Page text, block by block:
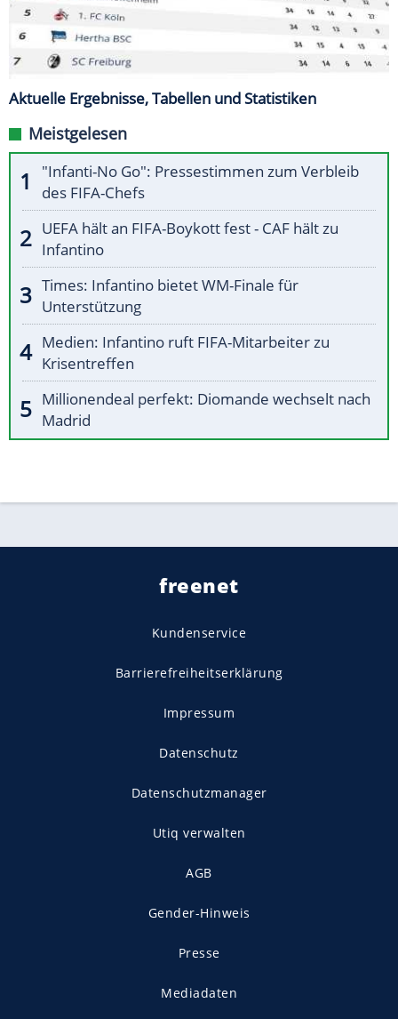
Aktuelle Ergebnisse, Tabellen und Statistiken
Meistgelesen
"Infanti-No Go": Pressestimmen zum Verbleib
des FIFA-Chefs
UEFA hält an FIFA-Boykott fest - CAF hält zu
Infantino
Times: Infantino bietet WM-Finale für
Unterstützung
Medien: Infantino ruft FIFA-Mitarbeiter zu
Krisentreffen
Millionendeal perfekt: Diomande wechselt nach
Madrid
freenet
Kundenservice
Barrierefreiheitserklärung
Impressum
Datenschutz
Datenschutzmanager
Utiq verwalten
AGB
Gender-Hinweis
Presse
Mediadaten